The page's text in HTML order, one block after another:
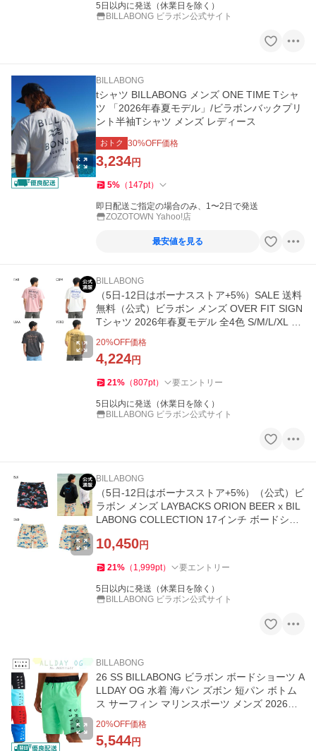
5日以内に発送（休業日を除く）
BILLABONG ビラボン公式サイト
BILLABONG
tシャツ BILLABONG メンズ ONE TIME Tシャ
ツ 「2026年春夏モデル」/ビラボンバックプリ
ント半袖Tシャツ メンズ レディース
おトク 30%OFF価格
3,234円
5% （ 147pt）
即日配送ご指定の場合のみ、1〜2日で発送
ZOZOTOWN Yahoo!店
最安値を見る
BILLABONG
（5日-12日はボーナスストア+5%）SALE 送料
無料（公式）ビラボン メンズ OVER FIT SIGN
Tシャツ 2026年春夏モデル 全4色 S/M/L/XL BI
20%OFF価格
4,224円
21% （807pt） 要エントリー
5日以内に発送（休業日を除く）
BILLABONG ビラボン公式サイト
BILLABONG
（5日-12日はボーナスストア+5%）（公式）ビ
ラボン メンズ LAYBACKS ORION BEER x BIL
LABONG COLLECTION 17インチ ボードショ
10,450円
21% （ 1,999pt） 要エントリー
5日以内に発送（休業日を除く）
BILLABONG ビラボン公式サイト
BILLABONG
26 SS BILLABONG ビラボン ボードショーツ A
LLDAY OG 水着 海パン ズボン 短パン ボトム
ス サーフィン マリンスポーツ メンズ 2026年
20%OFF価格
5,544円